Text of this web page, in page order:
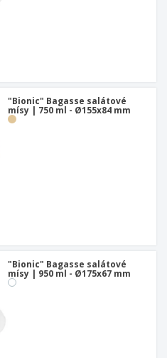
"Bionic" Bagasse salátové
mísy | 750 ml - Ø155x84 mm
"Bionic" Bagasse salátové
mísy | 950 ml - Ø175x67 mm